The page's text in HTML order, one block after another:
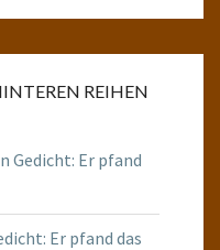
REIHEN
Gedicht: Er pfand
Er pfand das